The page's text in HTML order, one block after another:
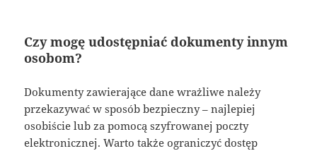
Czy mogę udostępniać dokumenty innym
osobom?
Dokumenty zawierające dane wrażliwe należy
przekazywać w sposób bezpieczny – najlepiej
osobiście lub za pomocą szyfrowanej poczty
elektronicznej. Warto także ograniczyć dostęp